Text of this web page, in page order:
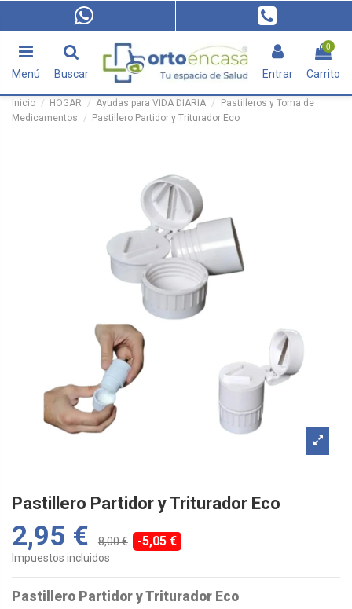
Menú Buscar Entrar
0
Carrito
Inicio HOGAR Ayudas para VIDA DIARIA
Pastilleros y Toma de
Medicamentos
Pastillero Partidor y Triturador Eco
Pastillero Partidor y Triturador Eco
2,95 € 8,00 € -5,05 €
Impuestos incluidos
Pastillero Partidor y Triturador Eco